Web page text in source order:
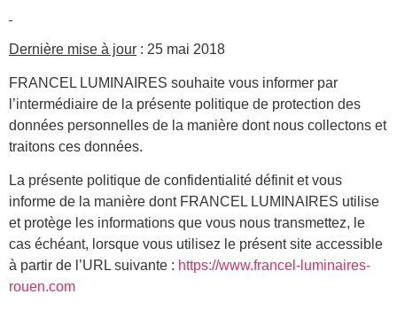
Dernière mise à jour : 25 mai 2018
FRANCEL LUMINAIRES souhaite vous informer par
l’intermédiaire de la présente politique de protection des
données personnelles de la manière dont nous collectons et
traitons ces données.
La présente politique de confidentialité définit et vous
informe de la manière dont FRANCEL LUMINAIRES utilise
et protège les informations que vous nous transmettez, le
cas échéant, lorsque vous utilisez le présent site accessible
à partir de l’URL suivante : https://www.francel-luminaires-
rouen.com